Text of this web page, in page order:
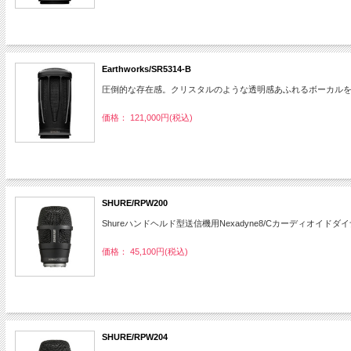
Earthworks/SR5314-B
圧倒的な存在感。クリスタルのような透明感あふれるボーカル
価格： 121,000円(税込)
SHURE/RPW200
Shureハンドヘルド型送信機用Nexadyne8/Cカーディオイドダ
価格： 45,100円(税込)
SHURE/RPW204